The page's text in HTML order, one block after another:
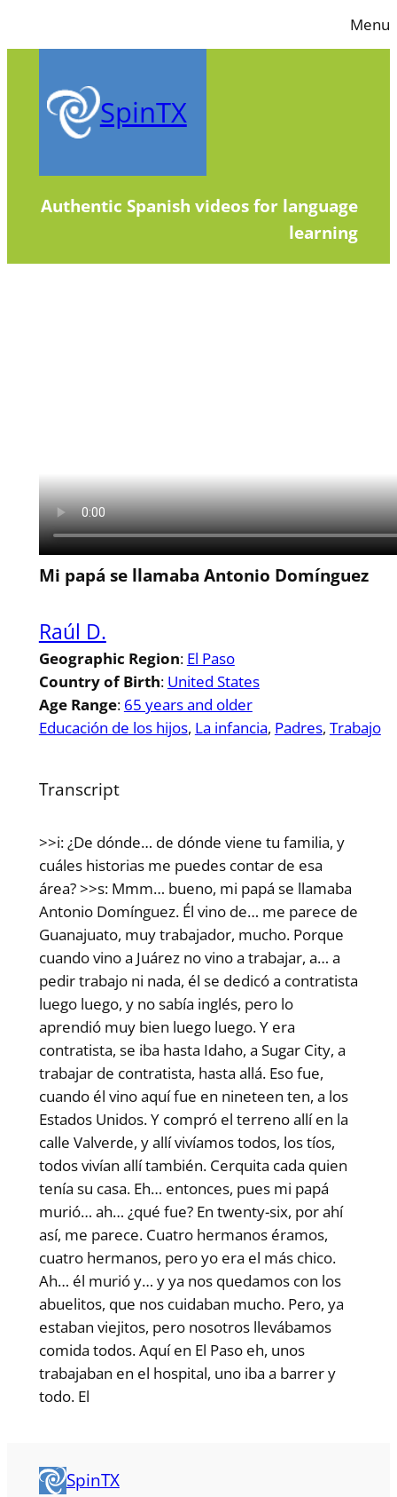
to
Menu
SpinTX
Authentic Spanish videos for language
learning
Mi papá se llamaba Antonio Domínguez
Raúl D.
Geographic Region: El Paso
Country of Birth: United States
Age Range: 65 years and older
Educación de los hijos, La infancia, Padres, Trabajo
Transcript
>>i: ¿De dónde… de dónde viene tu familia, y
cuáles historias me puedes contar de esa
área? >>s: Mmm… bueno, mi papá se llamaba
Antonio Domínguez. Él vino de… me parece de
Guanajuato, muy trabajador, mucho. Porque
cuando vino a Juárez no vino a trabajar, a… a
pedir trabajo ni nada, él se dedicó a contratista
luego luego, y no sabía inglés, pero lo
aprendió muy bien luego luego. Y era
contratista, se iba hasta Idaho, a Sugar City, a
trabajar de contratista, hasta allá. Eso fue,
cuando él vino aquí fue en nineteen ten, a los
Estados Unidos. Y compró el terreno allí en la
calle Valverde, y allí vivíamos todos, los tíos,
todos vivían allí también. Cerquita cada quien
tenía su casa. Eh… entonces, pues mi papá
murió… ah… ¿qué fue? En twenty-six, por ahí
así, me parece. Cuatro hermanos éramos,
cuatro hermanos, pero yo era el más chico.
Ah… él murió y… y ya nos quedamos con los
abuelitos, que nos cuidaban mucho. Pero, ya
estaban viejitos, pero nosotros llevábamos
comida todos. Aquí en El Paso eh, unos
trabajaban en el hospital, uno iba a barrer y
todo. El
SpinTX